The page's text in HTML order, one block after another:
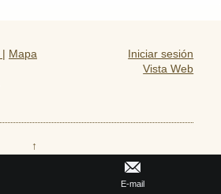
| Mapa
Iniciar sesión
Vista Web
↑
E-mail